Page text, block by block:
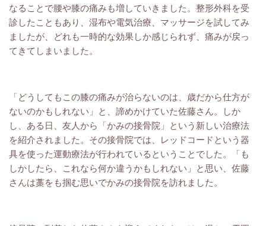
なることで腰や膝の痛みも増していきました。整形外科を受
診したこともあり、湿布や電気治療、マッサージを試してみ
ましたが、どれも一時的な効果しか感じられず、痛みが戻っ
てきてしまいました。
「どうしてもこの膝の痛みが治らないのは、歳だから仕方が
ないのかもしれない」と、諦めかけていた佐藤さん。しか
し、ある日、友人から「かみの接骨院」という新しい治療法
を紹介されました。その接骨院では、レッドコードという器
具を使った運動療法が行われているということでした。「も
しかしたら、これなら何か違うかもしれない」と思い、佐藤
さんは藁をも掴む思いでかみの接骨院を訪れました。